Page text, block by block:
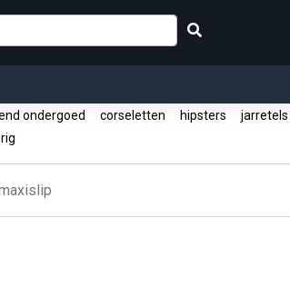
ondergoed corseletten hipsters jarretels